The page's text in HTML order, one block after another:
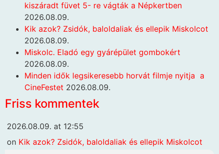
kiszáradt füvet 5- re vágták a Népkertben
2026.08.09.
Kik azok? Zsidók, baloldaliak és ellepik Miskolcot
2026.08.09.
Miskolc. Eladó egy gyárépület gombokért
2026.08.09.
Minden idők legsikeresebb horvát filmje nyitja a
CineFestet 2026.08.09.
Friss kommentek
2026.08.09. at 12:55
on Kik azok? Zsidók, baloldaliak és ellepik Miskolcot